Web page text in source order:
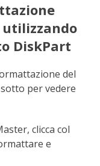
DiskPart
del
per vedere
clicca col
e